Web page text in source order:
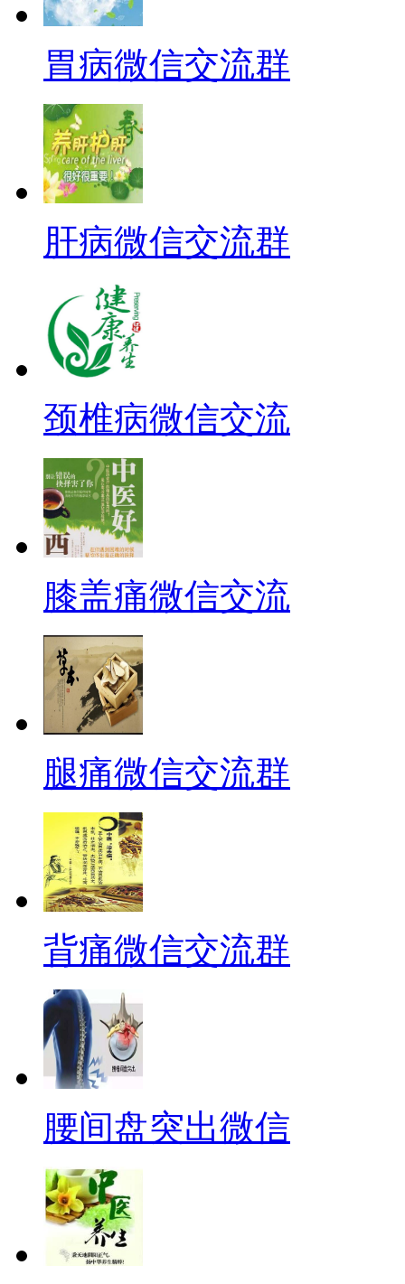
胃病微信交流群
肝病微信交流群
颈椎病微信交流
膝盖痛微信交流
腿痛微信交流群
背痛微信交流群
腰间盘突出微信